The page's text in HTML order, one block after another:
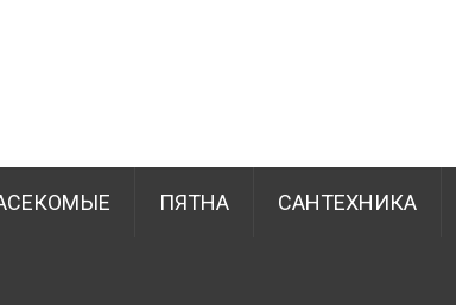
ПЯТНА САНТЕХНИКА